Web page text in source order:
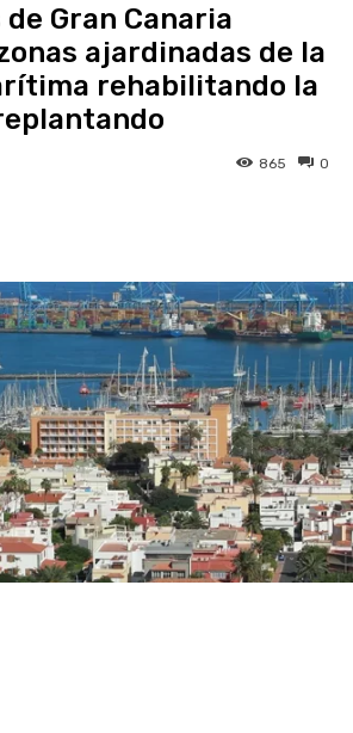
de Gran Canaria
ajardinadas de la
rehabilitando la
0
865